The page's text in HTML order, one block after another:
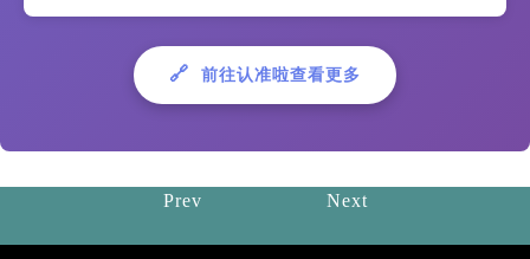
🔗 前往认准啦查看更多
Prev Next